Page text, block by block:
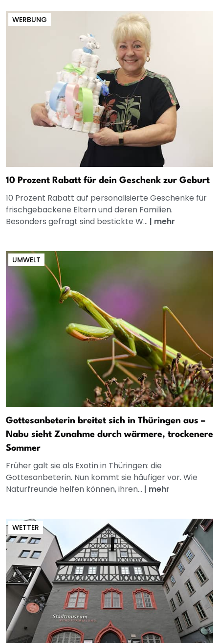
WERBUNG
10 Prozent Rabatt für dein Geschenk zur Geburt
10 Prozent Rabatt auf personalisierte Geschenke für
frischgebackene Eltern und deren Familien.
Besonders gefragt sind bestickte W... | mehr
UMWELT
Gottesanbeterin breitet sich in Thüringen aus –
Nabu sieht Zunahme durch wärmere, trockenere
Sommer
Früher galt sie als Exotin in Thüringen: die
Gottesanbeterin. Nun kommt sie häufiger vor. Wie
Naturfreunde helfen können, ihren... | mehr
WETTER